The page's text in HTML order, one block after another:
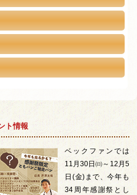
ト情報
ベックファンでは
11月30日㈰～12月5
日(金)まで、今年も
34周年感謝祭とし